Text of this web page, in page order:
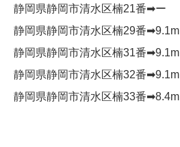
静岡県静岡市清水区楠21番➡︎ー
静岡県静岡市清水区楠29番➡︎9.1m
静岡県静岡市清水区楠31番➡︎9.1m
静岡県静岡市清水区楠32番➡︎9.1m
静岡県静岡市清水区楠33番➡︎8.4m